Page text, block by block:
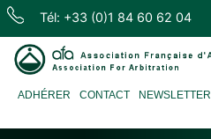
Skip
content
Tél: +33 (0)1 84 60 62 04
d'Arbitrage
ADHÉRER CONTACT NEWSLETTER